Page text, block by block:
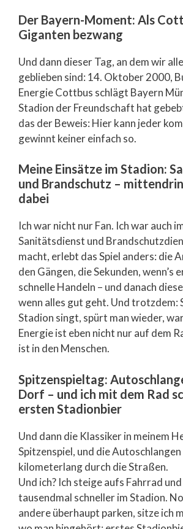
Der Bayern-Moment: Als
Giganten bezwang
Und dann dieser Tag, an dem wir
geblieben sind: 14. Oktober 2000,
Energie Cottbus schlägt Bayern
Stadion der Freundschaft hat
das der Beweis: Hier kann jeder
gewinnt keiner einfach so.
Meine Einsätze im Stadion:
und Brandschutz –
dabei
Ich war nicht nur Fan. Ich war auch
Sanitätsdienst und
macht, erlebt das Spiel anders: die
den Gängen, die Sekunden, wenn’s
schnelle Handeln – und danach
wenn alles gut geht. Und trotzdem:
Stadion singt, spürt man wieder,
Energie ist eben nicht nur auf dem
ist in den Menschen.
Spitzenspieltag:
Dorf – und ich mit dem Rad
ersten Stadionbier
Und dann die Klassiker in meinem
Spitzenspiel, und die
kilometerlang durch die Straßen.
Und ich? Ich steige aufs Fahrrad
tausendmal schneller im Stadion.
andere überhaupt parken, sitze ich